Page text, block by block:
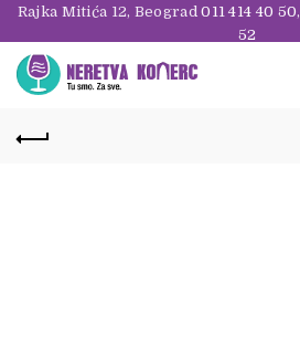
Rajka Mitića 12, Beograd011 414 40 50,
52